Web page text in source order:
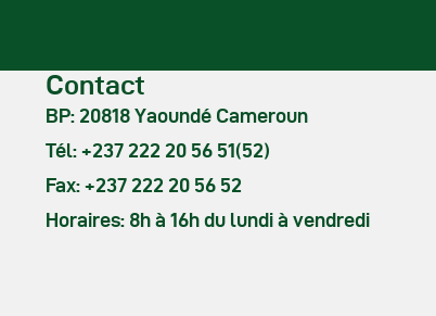
Contact
BP: 20818 Yaoundé Cameroun
Tél: +237 222 20 56 51(52)
Fax: +237 222 20 56 52
Horaires: 8h à 16h du lundi à vendredi